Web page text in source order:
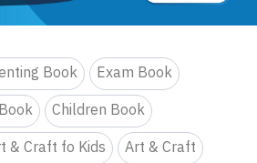
Book
Exam Book
Children Book
& Craft fo Kids
Art & Craft